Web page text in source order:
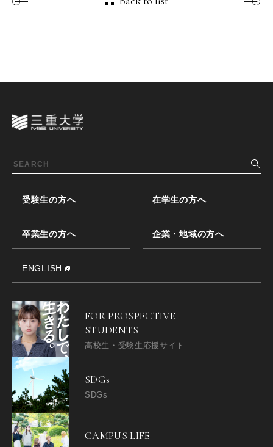
受験生の方へ 在学生の方へ
卒業生の方へ 企業・地域の方へ
ENGLISH
FOR PROSPECTIVE
STUDENTS
高校生・受験生応援サイト
SDGs
SDGs
CAMPUS LIFE